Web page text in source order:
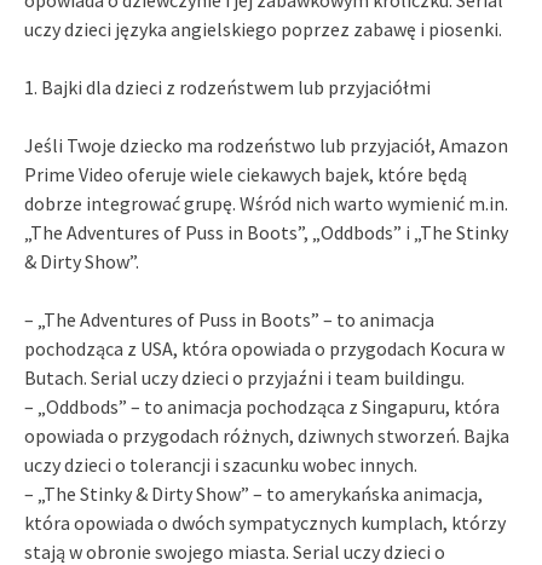
uczy dzieci języka angielskiego poprzez zabawę i piosenki.
1. Bajki dla dzieci z rodzeństwem lub przyjaciółmi
Jeśli Twoje dziecko ma rodzeństwo lub przyjaciół, Amazon
Prime Video oferuje wiele ciekawych bajek, które będą
dobrze integrować grupę. Wśród nich warto wymienić m.in.
„The Adventures of Puss in Boots”, „Oddbods” i „The Stinky
& Dirty Show”.
– „The Adventures of Puss in Boots” – to animacja
pochodząca z USA, która opowiada o przygodach Kocura w
Butach. Serial uczy dzieci o przyjaźni i team buildingu.
– „Oddbods” – to animacja pochodząca z Singapuru, która
opowiada o przygodach różnych, dziwnych stworzeń. Bajka
uczy dzieci o tolerancji i szacunku wobec innych.
– „The Stinky & Dirty Show” – to amerykańska animacja,
która opowiada o dwóch sympatycznych kumplach, którzy
stają w obronie swojego miasta. Serial uczy dzieci o